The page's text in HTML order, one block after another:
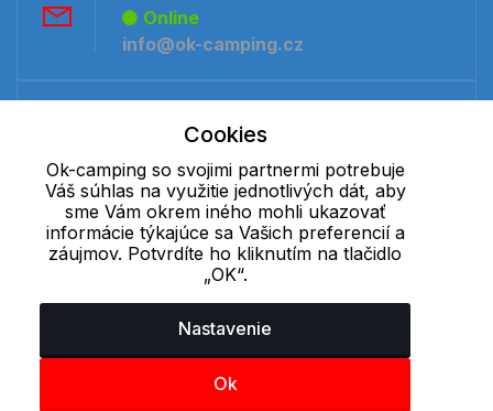
Online
info@ok-camping.cz
Offline
+421 277 270 091
Cookie - podrobné nastavenie| Ďalšie informácie|Spracovanie
osobných údajov
Cookies
Ok-camping so svojimi partnermi potrebuje
Váš súhlas na využitie jednotlivých dát, aby
sme Vám okrem iného mohli ukazovať
informácie týkajúce sa Vašich preferencií a
záujmov. Potvrdíte ho kliknutím na tlačidlo
„OK“.
Nastavenie
Ok